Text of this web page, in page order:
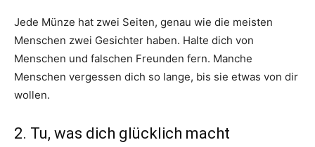
Jede Münze hat zwei Seiten, genau wie die meisten
Menschen zwei Gesichter haben. Halte dich von
Menschen und falschen Freunden fern. Manche
Menschen vergessen dich so lange, bis sie etwas von dir
wollen.
2. Tu, was dich glücklich macht